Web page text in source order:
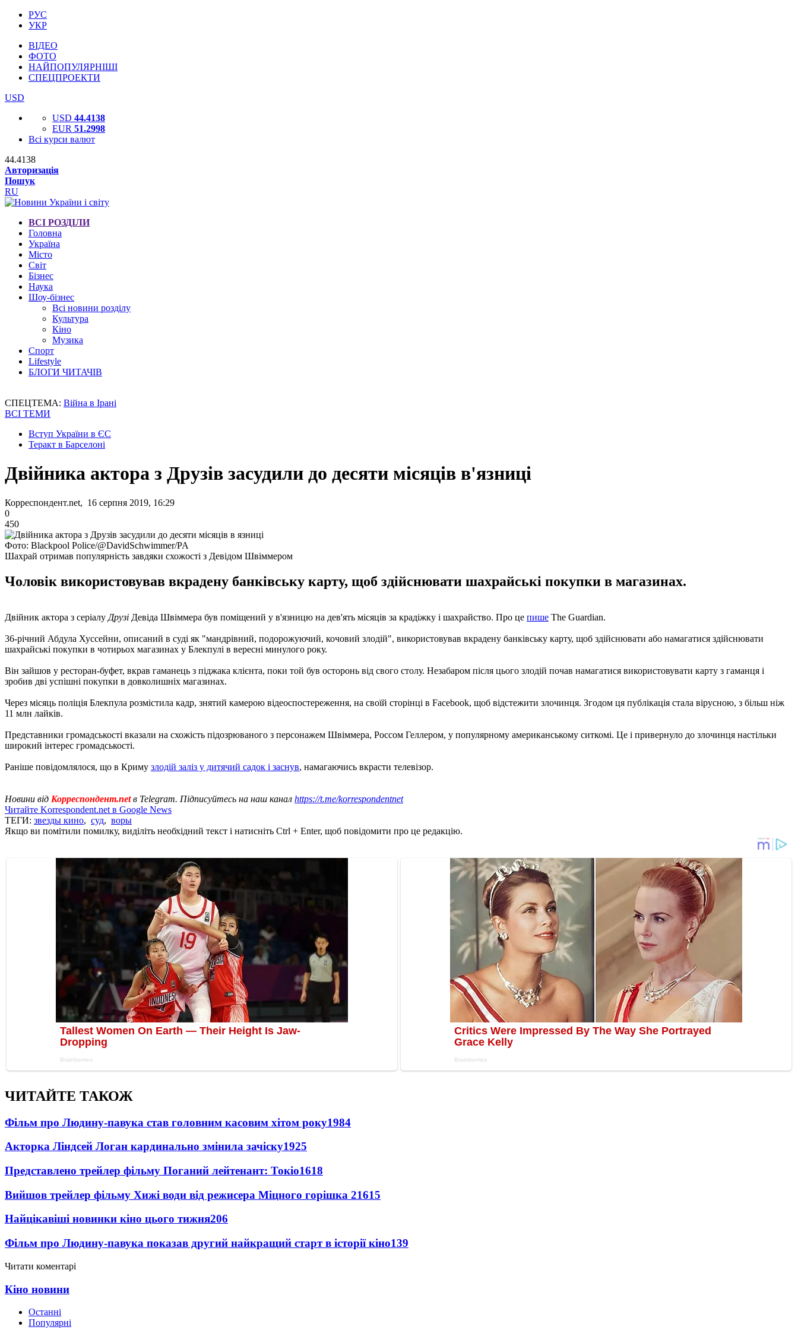
РУС
УКР
ВІДЕО
ФОТО
НАЙПОПУЛЯРНІШІ
СПЕЦПРОЕКТИ
USD
USD 44.4138
EUR 51.2998
Всі курси валют
44.4138
Авторизація
Пошук
RU
ВСІ РОЗДІЛИ
Головна
Україна
Місто
Світ
Бізнес
Наука
Шоу-бізнес
Всі новини розділу
Культура
Кіно
Музика
Спорт
Lifestyle
БЛОГИ ЧИТАЧІВ
СПЕЦТЕМА: Війна в Ірані
ВСІ ТЕМИ
Вступ України в ЄС
Теракт в Барселоні
Двійника актора з Друзів засудили до десяти місяців в'язниці
Корреспондент.net, 16 серпня 2019, 16:29
0
450
Фото: Blackpool Police/@DavidSchwimmer/PA
Шахрай отримав популярність завдяки схожості з Девідом Швіммером
Чоловік використовував вкрадену банківську карту, щоб здійснювати шахрайські покупки в магазинах.
Двійник актора з серіалу Друзі Девіда Швіммера був поміщений у в'язницю на дев'ять місяців за крадіжку і шахрайство. Про це пише The Guardian.
36-річний Абдула Хуссейни, описаний в суді як "мандрівний, подорожуючий, кочовий злодій", використовував вкрадену банківську карту, щоб здійснювати або намагатися здійснювати
шахрайські покупки в чотирьох магазинах у Блекпулі в вересні минулого року.
Він зайшов у ресторан-буфет, вкрав гаманець з піджака клієнта, поки той був осторонь від свого столу. Незабаром після цього злодій почав намагатися використовувати карту з гаманця і
зробив дві успішні покупки в довколишніх магазинах.
Через місяць поліція Блекпула розмістила кадр, знятий камерою відеоспостереження, на своїй сторінці в Facebook, щоб відстежити злочинця. Згодом ця публікація стала вірусною, з більш ніж
11 млн лайків.
Представники громадськості вказали на схожість підозрюваного з персонажем Швіммера, Россом Геллером, у популярному американському ситкомі. Це і привернуло до злочинця настільки
широкий інтерес громадськості.
Раніше повідомлялося, що в Криму злодій заліз у дитячий садок і заснув, намагаючись вкрасти телевізор.
Новини від Корреспондент.netв Telegram. Підписуйтесь на наш канал https://t.me/korrespondentnet
Читайте Korrespondent.net в Google News
ТЕГИ: звезды кино, суд, воры
Якщо ви помітили помилку, виділіть необхідний текст і натисніть Ctrl + Enter, щоб повідомити про це редакцію.
ЧИТАЙТЕ ТАКОЖ
Фільм про Людину-павука став головним касовим хітом року1984
Акторка Ліндсей Логан кардинально змінила зачіску1925
Представлено трейлер фільму Поганий лейтенант: Токіо1618
Вийшов трейлер фільму Хижі води від режисера Міцного горішка 21615
Найцікавіші новинки кіно цього тижня206
Фільм про Людину-павука показав другий найкращий старт в історії кіно139
Читати коментарі
Кіно новини
Останні
Популярні